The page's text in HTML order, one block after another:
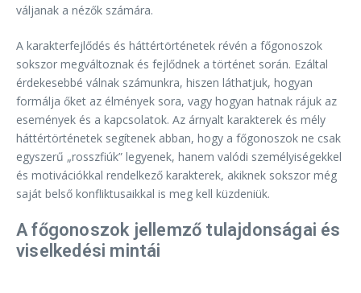
váljanak a nézők számára.
A karakterfejlődés és háttértörténetek révén a főgonoszok
sokszor megváltoznak és fejlődnek a történet során. Ezáltal
érdekesebbé válnak számunkra, hiszen láthatjuk, hogyan
formálja őket az élmények sora, vagy hogyan hatnak rájuk az
események és a kapcsolatok. Az árnyalt karakterek és mély
háttértörténetek segítenek abban, hogy a főgonoszok ne csak
egyszerű „rosszfiúk” legyenek, hanem valódi személyiségekkel
és motivációkkal rendelkező karakterek, akiknek sokszor még
saját belső konfliktusaikkal is meg kell küzdeniük.
A főgonoszok jellemző tulajdonságai és
viselkedési mintái